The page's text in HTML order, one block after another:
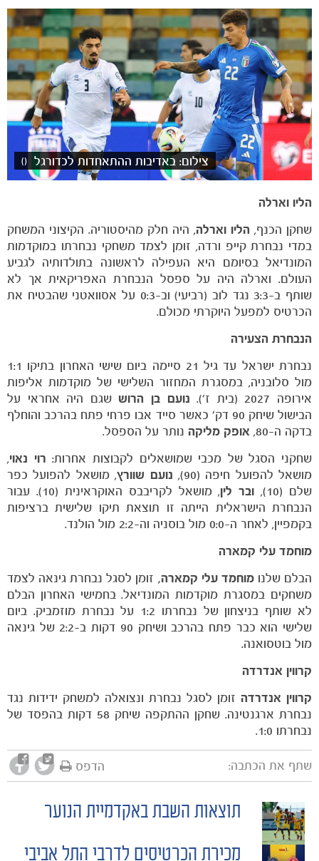
הקבוצות
משחקים
ותוצאות
צילום: באדיבות ההתאחדות לכדורגל ()
הליו וארלה
שחקן הכנף, הליו וארלה, היה חלק מהיסטוריה. הקיצוני המשחק
במדי נבחרת קייפ ורדה, זומן לצמד משחקי נבחרתו במוקדמות
המונדיאל בסיומם היא העפילה לראשונה בתולדותיה לגביע
העולם. וארלה היה על ספסל הנבחרת האפריקאית אך לא
שותף ב-3:3 נגד לוב (רביעי) וב-0:3 על אסוואטני שהבטיח את
הכרטיס למפעל היוקרתי מכולם.
הנבחרת הצעירה
נבחרת ישראל עד גיל 21 סיימה ביום שישי האחרון בתיקו 1:1
מול סלובניה, במסגרת המחזור השלישי של מוקדמות אליפות
אירופה 2027 (בית ז’).
נועם בן הרוששגם היה אחראי על
הבישול שיחק 90 דק׳ כאשר סייד אבו פרחי פתח בהרכב והוחלף
בדקה ה-80,
אופק מליקה נותר על הספסל.
שחקני הסגל של מכבי שמושאלים לקבוצות אחרות: רוי נאוי,
מושאל להפועל חיפה (90),
נועם שוורץ, מושאל להפועל כפר
שלם (10),
ובר לין
, מושאל לקריבבס האוקראינית (10). עבור
הנבחרת הישראלית הייתה זו תוצאת תיקו שלישית ברציפות
בקמפיין, לאחר ה-0:0 מול בוסניה וה-2:2 מול הולנד.
מוחמד עלי קמארה
הבלם שלנו מוחמד עלי קמארה, זומן לסגל נבחרת גינאה לצמד
משחקים במסגרת מוקדמות המונדיאל. בחמישי האחרון הבלם
לא שותף בניצחון של נבחרתו 1:2 על נבחרת מוזמביק. ביום
שלישי הוא כבר פתח בהרכב ושיחק 90 דקות ב-2:2 של גינאה
מול בוטסואנה.
קרווין אנדרדה
קרווין אנדרדה זומן לסגל נבחרת ונצואלה למשחק ידידות נגד
נבחרת ארגנטינה. שחקן ההתקפה שיחק 58 דקות בהפסד של
נבחרתו 1:0.
שתף את הכתבה: הדפס
POST
תוצאות השבת באקדמיית הנוער